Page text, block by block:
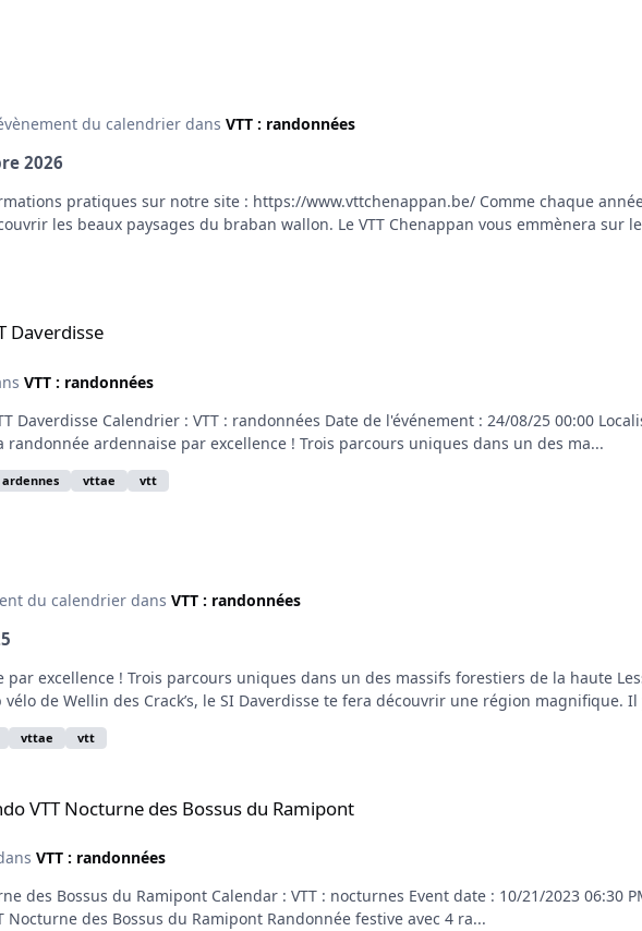
du calendrier dans VTT : randonnées
2026
pratiques sur notre site : https://www.vttchenappan.be/ Comme chaque
les beaux paysages du braban wallon. Le VTT Chenappan vous emmènera sur
Daverdisse
VTT : randonnées
Daverdisse Calendrier : VTT : randonnées Date de l'événement : 24/08/25 00:00
randonnée ardennaise par excellence ! Trois parcours uniques dans un des ma...
ardennes vttae vtt
du calendrier dans VTT : randonnées
par excellence ! Trois parcours uniques dans un des massifs forestiers de la haute
de Wellin des Crack’s, le SI Daverdisse te fera découvrir une région magnifique.
vttae vtt
VTT Nocturne des Bossus du Ramipont
VTT : randonnées
des Bossus du Ramipont Calendar : VTT : nocturnes Event date : 10/21/2023 06:30
Nocturne des Bossus du Ramipont Randonnée festive avec 4 ra...